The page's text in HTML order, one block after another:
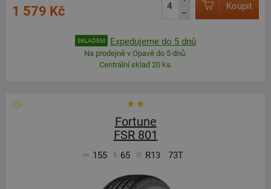
1 579 Kč
–
Koupit
SKLADEM Expedujeme do 5 dnů
Na prodejně v Opavě do 5 dnů.
Centrální sklad 20 ks.
Fortune
FSR 801
155 65 R13 73T